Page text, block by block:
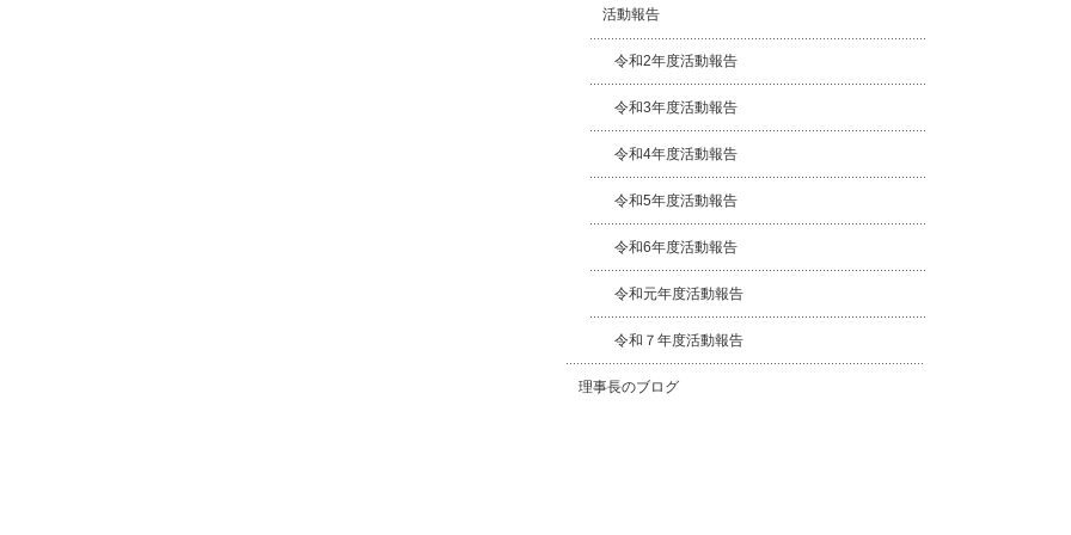
活動報告
令和2年度活動報告
令和3年度活動報告
令和4年度活動報告
令和5年度活動報告
令和6年度活動報告
令和元年度活動報告
令和７年度活動報告
理事長のブログ